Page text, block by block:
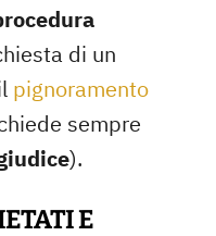
di un
pignoramento
sempre
).
E